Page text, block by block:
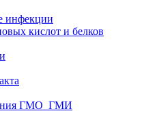
инфекции
кислот и белков
ГМО_ГМИ